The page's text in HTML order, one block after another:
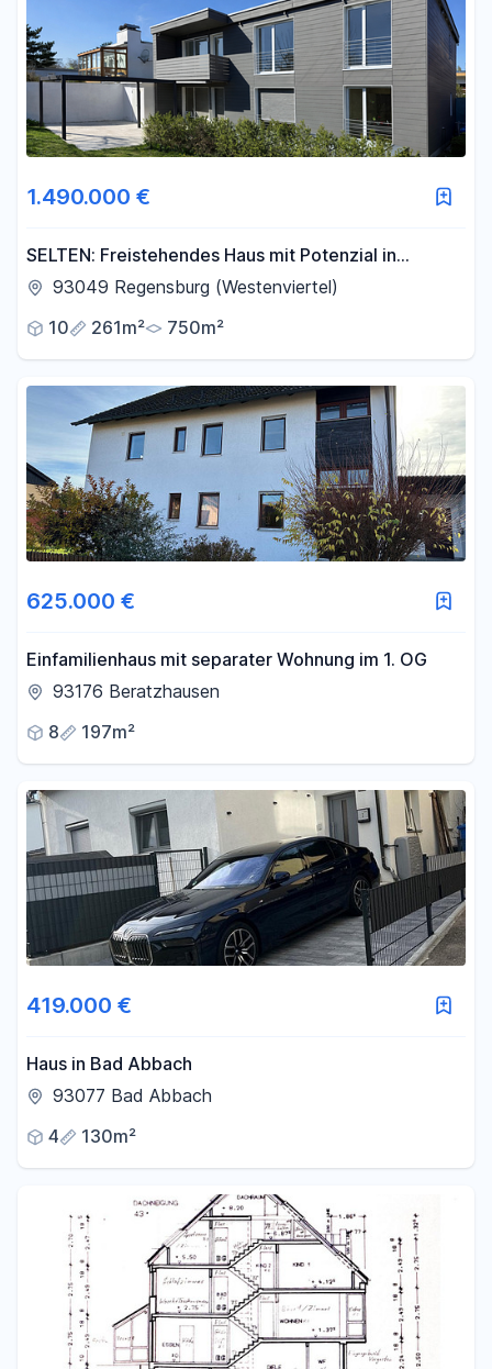
1.490.000 €
SELTEN: Freistehendes Haus mit Potenzial in
TOPLAGE mit Südgarten am Donaupark /
93049 Regensburg (Westenviertel)
10
261m² 750m²
625.000 €
Einfamilienhaus mit separater Wohnung im 1. OG
93176 Beratzhausen
8
197m²
419.000 €
Haus in Bad Abbach
93077 Bad Abbach
4
130m²